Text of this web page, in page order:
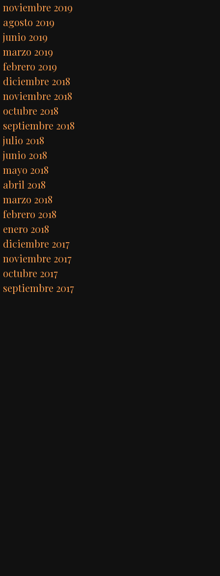
noviembre 2019
agosto 2019
junio 2019
marzo 2019
febrero 2019
diciembre 2018
noviembre 2018
octubre 2018
septiembre 2018
julio 2018
junio 2018
mayo 2018
abril 2018
marzo 2018
febrero 2018
enero 2018
diciembre 2017
noviembre 2017
octubre 2017
septiembre 2017